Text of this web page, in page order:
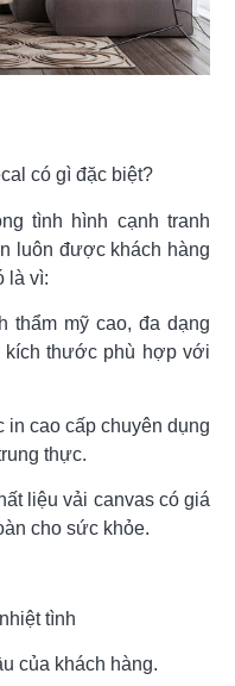
có gì đặc biệt?
tình hình cạnh tranh
luôn được khách hàng
là vì:
thẩm mỹ cao, đa dạng
kích thước phù hợp với
cao cấp chuyên dụng
thực.
liệu vải canvas có giá
cho sức khỏe.
tình
của khách hàng.